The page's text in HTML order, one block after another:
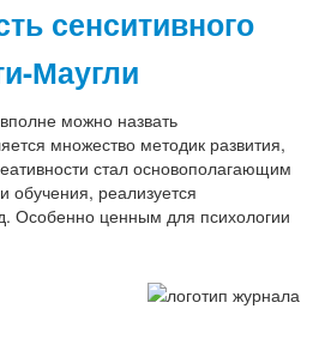
сенситивного
Маугли
можно назвать
множество методик развития,
стал основополагающим
обучения, реализуется
Особенно ценным для психологии